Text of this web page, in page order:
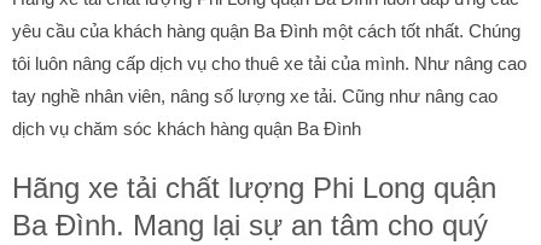
yêu cầu của khách hàng quận Ba Đình một cách tốt nhất. Chúng
tôi luôn nâng cấp dịch vụ cho thuê xe tải của mình. Như nâng cao
tay nghề nhân viên, nâng số lượng xe tải. Cũng như nâng cao
dịch vụ chăm sóc khách hàng quận Ba Đình
Hãng xe tải chất lượng Phi Long quận
Ba Đình. Mang lại sự an tâm cho quý